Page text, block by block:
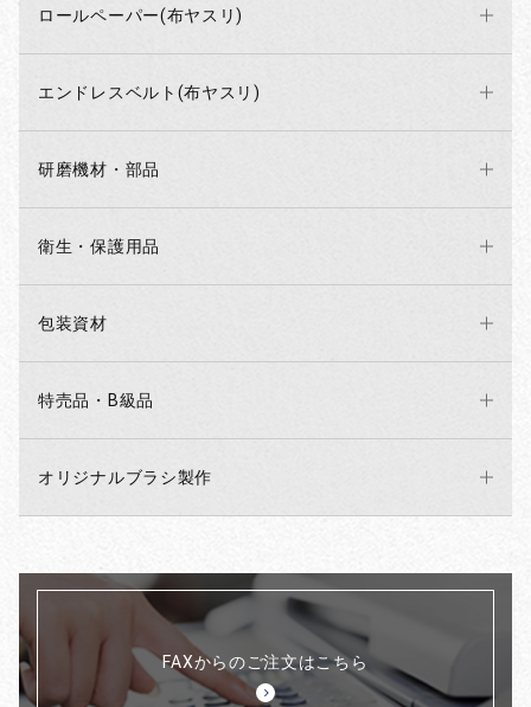
ロールペーパー(布ヤスリ)
エンドレスベルト(布ヤスリ)
研磨機材・部品
衛生・保護用品
包装資材
特売品・B級品
オリジナルブラシ製作
FAXからのご注文はこちら